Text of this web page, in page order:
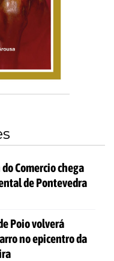
Comercio chega
de Pontevedra
Poio volverá
no epicentro da